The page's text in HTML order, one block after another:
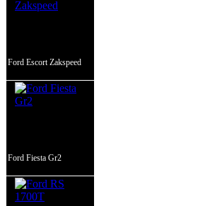
Ford Escort Zakspeed
Ford Fiesta Gr2